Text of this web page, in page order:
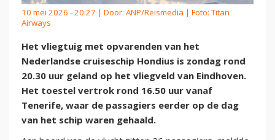
10 mei 2026 - 20:27 | Door: ANP/Reismedia | Foto: Titan
Airways
Het vliegtuig met opvarenden van het
Nederlandse cruiseschip Hondius is zondag rond
20.30 uur geland op het vliegveld van Eindhoven.
Het toestel vertrok rond 16.50 uur vanaf
Tenerife, waar de passagiers eerder op de dag
van het schip waren gehaald.